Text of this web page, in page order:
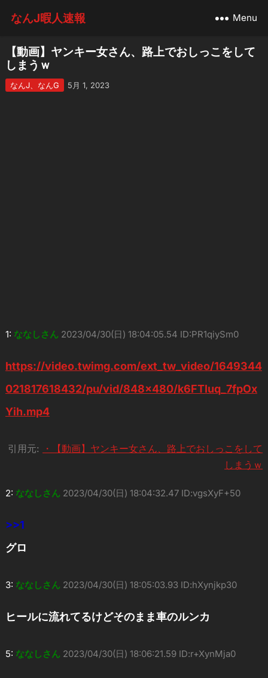
なんJ暇人速報 Menu
【動画】ヤンキー女さん、路上でおしっこをして
しまうｗ
なんJ、なんG 5月 1, 2023
1: ななしさん 2023/04/30(日) 18:04:05.54 ID:PR1qiySm0
https://video.twimg.com/ext_tw_video/1649344
021817618432/pu/vid/848×480/k6FTIuq_7fpOx
Yih.mp4
引用元:
・【動画】ヤンキー女さん、路上でおしっこをして
しまうｗ
2: ななしさん 2023/04/30(日) 18:04:32.47 ID:vgsXyF+50
>>1
グロ
3: ななしさん 2023/04/30(日) 18:05:03.93 ID:hXynjkp30
ヒールに流れてるけどそのまま車のルンカ
5: ななしさん 2023/04/30(日) 18:06:21.59 ID:r+XynMja0